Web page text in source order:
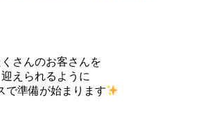
くさんのお客さんを
迎えられるように
で準備が始まります